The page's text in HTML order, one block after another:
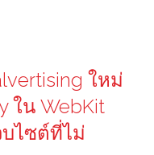
ใหม่
ใน WebKit
บไซต์ที่ไม่